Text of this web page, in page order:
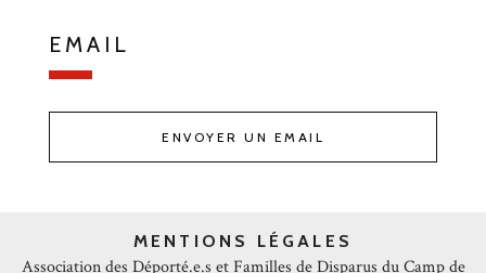
EMAIL
ENVOYER UN EMAIL
MENTIONS LÉGALES
Association des Déporté.e.s et Familles de Disparus du Camp de